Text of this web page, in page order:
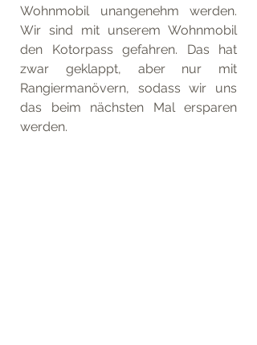
Wohnmobil unangenehm werden.
Wir sind mit unserem Wohnmobil
den Kotorpass gefahren. Das hat
zwar geklappt, aber nur mit
Rangiermanövern, sodass wir uns
das beim nächsten Mal ersparen
werden.